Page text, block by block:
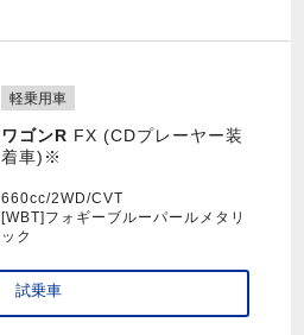
軽乗用車
ワゴンR FX (CDプレーヤー装
着車)※
660cc/2WD/CVT
[WBT]フォギーブルーパールメタリ
ック
試乗車